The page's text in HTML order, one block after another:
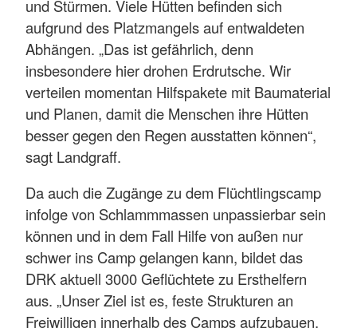
und Stürmen. Viele Hütten befinden sich
aufgrund des Platzmangels auf entwaldeten
Abhängen. „Das ist gefährlich, denn
insbesondere hier drohen Erdrutsche. Wir
verteilen momentan Hilfspakete mit Baumaterial
und Planen, damit die Menschen ihre Hütten
besser gegen den Regen ausstatten können“,
sagt Landgraff.
Da auch die Zugänge zu dem Flüchtlingscamp
infolge von Schlammmassen unpassierbar sein
können und in dem Fall Hilfe von außen nur
schwer ins Camp gelangen kann, bildet das
DRK aktuell 3000 Geflüchtete zu Ersthelfern
aus. „Unser Ziel ist es, feste Strukturen an
Freiwilligen innerhalb des Camps aufzubauen,